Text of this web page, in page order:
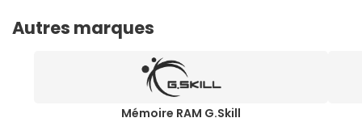
Autres marques
Mémoire RAM G.Skill